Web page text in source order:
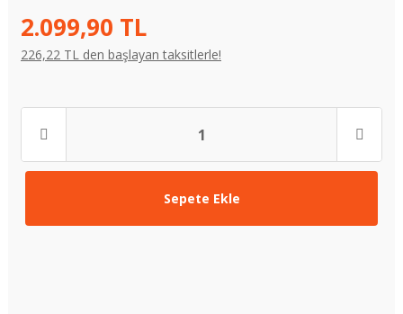
2.099,90 TL
226,22 TL den başlayan taksitlerle!
Sepete Ekle